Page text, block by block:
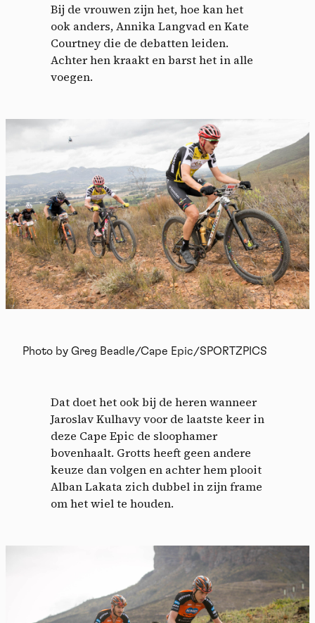
Bij de vrouwen zijn het, hoe kan het
ook anders, Annika Langvad en Kate
Courtney die de debatten leiden.
Achter hen kraakt en barst het in alle
voegen.
Photo by Greg Beadle/Cape Epic/SPORTZPICS
Dat doet het ook bij de heren wanneer
Jaroslav Kulhavy voor de laatste keer in
deze Cape Epic de sloophamer
bovenhaalt. Grotts heeft geen andere
keuze dan volgen en achter hem plooit
Alban Lakata zich dubbel in zijn frame
om het wiel te houden.